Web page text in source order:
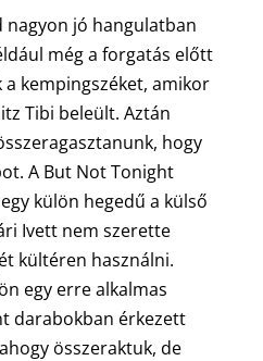
jó hangulatban
még a forgatás előtt
kempingszéket, amikor
Tibi beleült. Aztán
hogy
A But Not Tonight
külön hegedű a külső
Ivett nem szerette
kültéren használni.
egy erre alkalmas
darabokban érkezett
összeraktuk, de